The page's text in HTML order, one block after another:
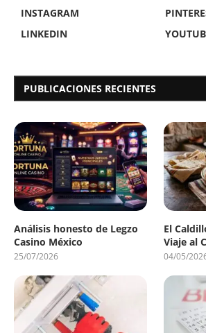
INSTAGRAM
LINKEDIN
PUBLICACIONES RECIENTES
Análisis honesto de Legzo
Casino México
25/07/2026
El
Viaje al
04/05/